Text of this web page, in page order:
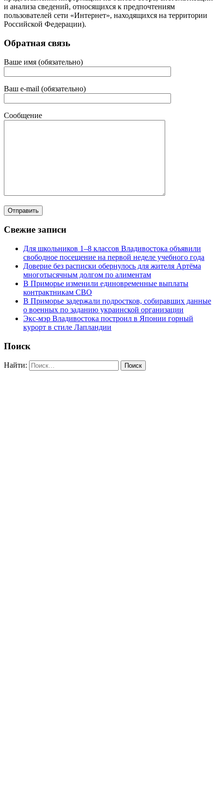
и анализа сведений, относящихся к предпочтениям
пользователей сети «Интернет», находящихся на территории
Российской Федерации).
Обратная связь
Ваше имя (обязательно)
Ваш e-mail (обязательно)
Сообщение
Свежие записи
Для школьников 1–8 классов Владивостока объявили
свободное посещение на первой неделе учебного года
Доверие без расписки обернулось для жителя Артёма
многотысячным долгом по алиментам
В Приморье изменили единовременные выплаты
контрактникам СВО
В Приморье задержали подростков, собиравших данные
о военных по заданию украинской организации
Экс-мэр Владивостока построил в Японии горный
курорт в стиле Лапландии
Поиск
Найти: